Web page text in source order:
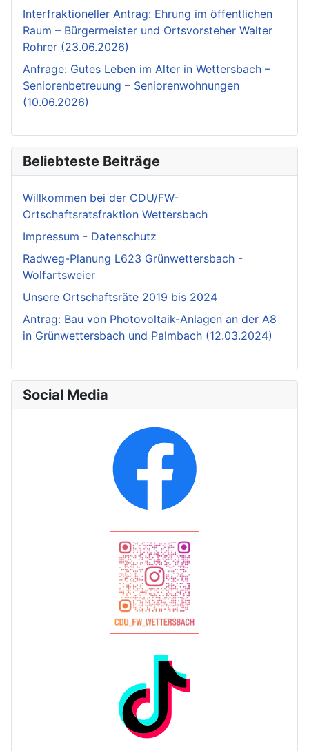
Interfraktioneller Antrag: Ehrung im öffentlichen
Raum – Bürgermeister und Ortsvorsteher Walter
Rohrer (23.06.2026)
Anfrage: Gutes Leben im Alter in Wettersbach –
Seniorenbetreuung – Seniorenwohnungen
(10.06.2026)
Beliebteste Beiträge
Willkommen bei der CDU/FW-
Ortschaftsratsfraktion Wettersbach
Impressum - Datenschutz
Radweg-Planung L623 Grünwettersbach -
Wolfartsweier
Unsere Ortschaftsräte 2019 bis 2024
Antrag: Bau von Photovoltaik-Anlagen an der A8
in Grünwettersbach und Palmbach (12.03.2024)
Social Media